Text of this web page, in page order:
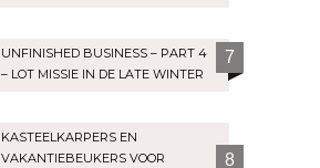
UNFINISHED BUSINESS – PART 4
– LOT MISSIE IN DE LATE WINTER
7
KASTEELKARPERS EN
VAKANTIEBEUKERS VOOR
8